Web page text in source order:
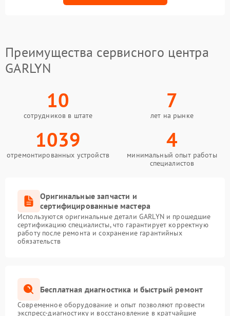
Преимущества сервисного центра
GARLYN
10
сотрудников в штате
7
лет на рынке
1039
отремонтированных устройств
4
минимальный опыт работы
специалистов
Оригинальные запчасти и
сертифицированные мастера
Используются оригинальные детали GARLYN и прошедшие
сертификацию специалисты, что гарантирует корректную
работу после ремонта и сохранение гарантийных
обязательств
Бесплатная диагностика и быстрый ремонт
Современное оборудование и опыт позволяют провести
экспресс-диагностику и восстановление в кратчайшие